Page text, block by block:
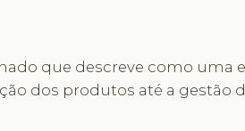
que descreve como uma
dos produtos até a gestão